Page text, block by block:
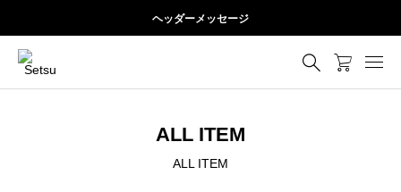
ヘッダーメッセージ
ALL ITEM
ALL ITEM